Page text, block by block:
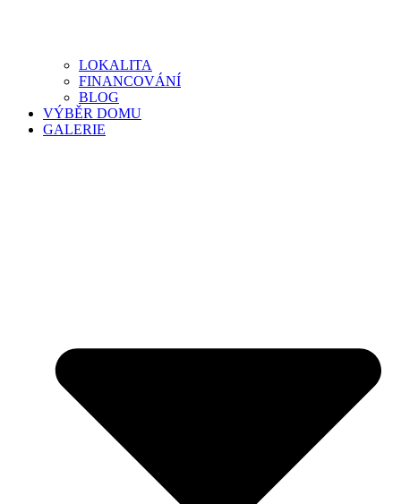
LOKALITA
FINANCOVÁNÍ
BLOG
VÝBĚR DOMU
GALERIE